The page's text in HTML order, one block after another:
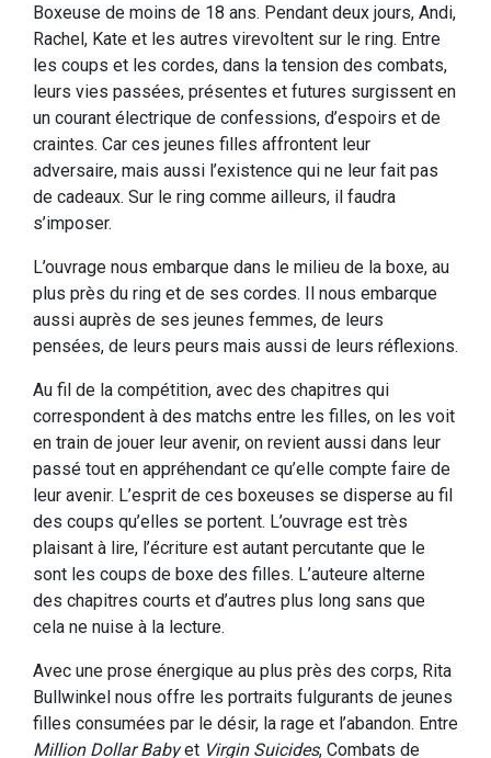
Boxeuse de moins de 18 ans. Pendant deux jours, Andi,
Rachel, Kate et les autres virevoltent sur le ring. Entre
les coups et les cordes, dans la tension des combats,
leurs vies passées, présentes et futures surgissent en
un courant électrique de confessions, d’espoirs et de
craintes. Car ces jeunes filles affrontent leur
adversaire, mais aussi l’existence qui ne leur fait pas
de cadeaux. Sur le ring comme ailleurs, il faudra
s’imposer.
L’ouvrage nous embarque dans le milieu de la boxe, au
plus près du ring et de ses cordes. Il nous embarque
aussi auprès de ses jeunes femmes, de leurs
pensées, de leurs peurs mais aussi de leurs réflexions.
Au fil de la compétition, avec des chapitres qui
correspondent à des matchs entre les filles, on les voit
en train de jouer leur avenir, on revient aussi dans leur
passé tout en appréhendant ce qu’elle compte faire de
leur avenir. L’esprit de ces boxeuses se disperse au fil
des coups qu’elles se portent. L’ouvrage est très
plaisant à lire, l’écriture est autant percutante que le
sont les coups de boxe des filles. L’auteure alterne
des chapitres courts et d’autres plus long sans que
cela ne nuise à la lecture.
Avec une prose énergique au plus près des corps, Rita
Bullwinkel nous offre les portraits fulgurants de jeunes
filles consumées par le désir, la rage et l’abandon. Entre
Million Dollar Babyet Virgin Suicides, Combats de